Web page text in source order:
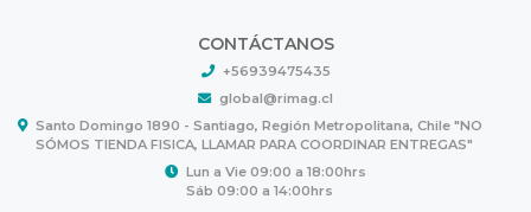
CONTÁCTANOS
+56939475435
global@rimag.cl
Santo Domingo 1890 - Santiago, Región Metropolitana, Chile "NO
SÓMOS TIENDA FISICA, LLAMAR PARA COORDINAR ENTREGAS"
Lun a Vie 09:00 a 18:00hrs
Sáb 09:00 a 14:00hrs